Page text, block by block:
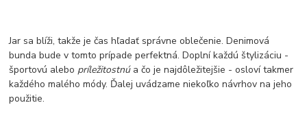
L.O.L. Surprise zvieratká
L.O.L. Surprise hračky
L.O.L. Surprise domčeky
L.O.L. Surprise postavičky
L.O.L. Surprise zberateľské figúrky
L.O.L. OMG L.O.L. OMG Bábiky
Jar sa blíži, takže je čas hľadať správne oblečenie. Denimová
bunda bude v tomto prípade perfektná. Doplní každú štylizáciu -
športovú alebo príležitostnú a čo je najdôležitejšie - osloví takmer
každého malého módy. Ďalej uvádzame niekoľko návrhov na jeho
použitie.